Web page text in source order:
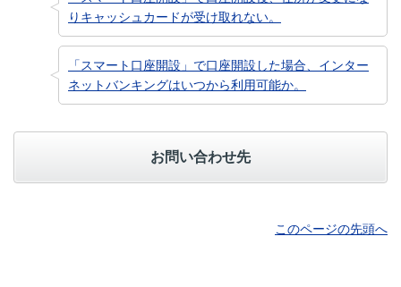
りキャッシュカードが受け取れない。
「スマート口座開設」で口座開設した場合、インター
ネットバンキングはいつから利用可能か。
お問い合わせ先
このページの先頭へ